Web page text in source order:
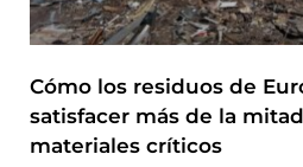
Cómo los residuos de
satisfacer más de la
materiales críticos